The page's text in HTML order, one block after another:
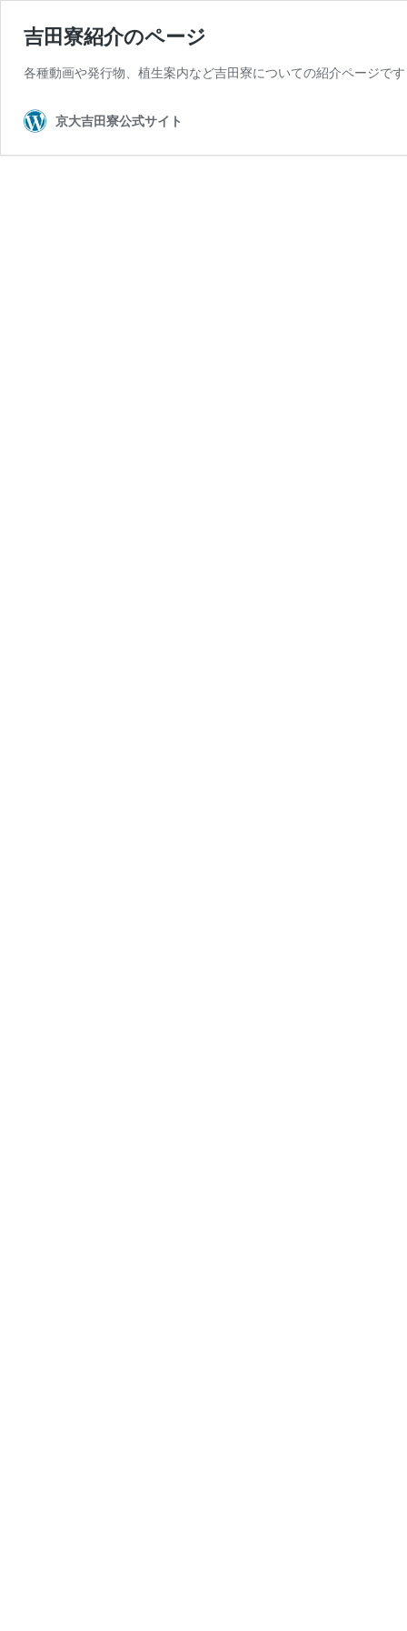
吉田寮紹介のページ
各種動画や発行物、植生案内など吉田寮についての紹介ページです
京大吉田寮公式サイト